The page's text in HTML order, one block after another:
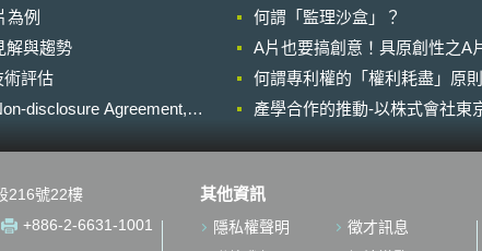
「研究開發產出」、以及「科
新」等5個類別，同時制定約
標以表達日本國內狀況。本年
的《科學技術指標2019》，則
「日本與美國各部門擁有博士
者」、「各產業研究人才集中
「主要國家取得博士學位之人
向」、「主要國家貿易額度的
況」、「各國與各類型獨角獸
數」等20個指標。 依《科
為例
何謂「監理沙盒」？
解與趨勢
A片也要搞創意！具原創性之A
術評估
何謂專利權的「權利耗盡」原
disclosure Agreement,
產學合作的推動-以株式會社東
216號22樓
+886-2-6631-1001
其他資訊
隱私權聲明
徵才訊息